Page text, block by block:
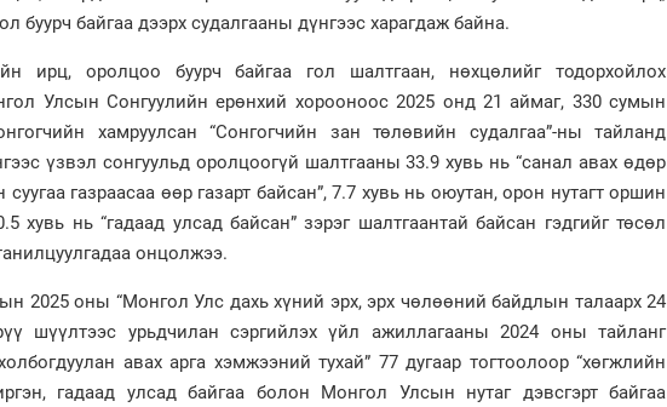
буурч байгаа дээрх судалгааны дүнгээс харагдаж байна.
ирц, оролцоо буурч байгаа гол шалтгаан, нөхцөлийг тодорхойлох
Улсын Сонгуулийн ерөнхий хорооноос 2025 онд 21 аймаг, 330 сумын
хамруулсан “Сонгогчийн зан төлөвийн судалгаа”-ны тайланд
үзвэл сонгуульд оролцоогүй шалтгааны 33.9 хувь нь “санал авах өдөр
газраасаа өөр газарт байсан”, 7.7 хувь нь оюутан, орон нутагт оршин
хувь нь “гадаад улсад байсан” зэрэг шалтгаантай байсан гэдгийг төсөл
онцолжээ.
2025 оны “Монгол Улс дахь хүний эрх, эрх чөлөөний байдлын талаарх 24
шүүлтээс урьдчилан сэргийлэх үйл ажиллагааны 2024 оны тайланг
авах арга хэмжээний тухай” 77 дугаар тогтоолоор “хөгжлийн
гадаад улсад байгаа болон Монгол Улсын нутаг дэвсгэрт байгаа